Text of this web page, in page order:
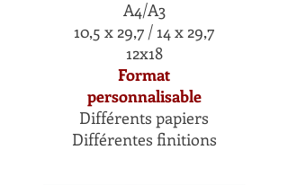
A4/A3
10,5 x 29,7 / 14 x 29,7
12x18
Format
personnalisable
Différents papiers
Différentes finitions